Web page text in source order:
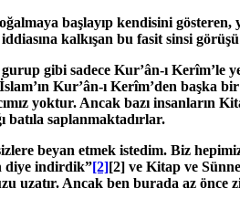
başlayıp kendisini
kalkışan bu fasit sinsi
gibi sadece Kur’ân-ı
Kur’ân-ı Kerîm’den başka
yoktur. Ancak bazı insanların
batıla saplanmaktadırlar.
beyan etmek istedim. Biz
diye indirdik”[2][2] ve Kitap ve
Ancak ben burada az önce